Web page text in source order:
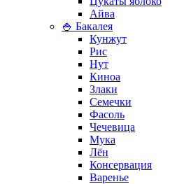
Айва
🍚 Бакалея
Кунжут
Рис
Нут
Киноа
Злаки
Семечки
Фасоль
Чечевица
Мука
Лён
Консервация
Варенье